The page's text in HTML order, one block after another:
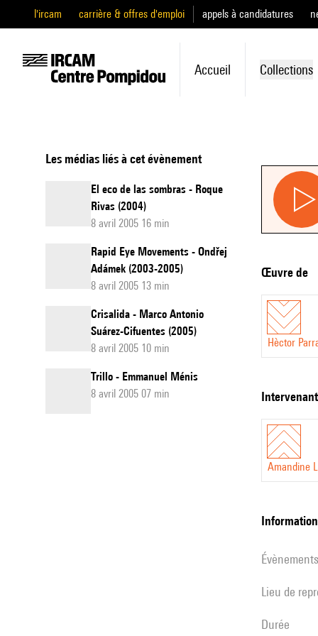
l'ircam carrière & offres d'emploi appels à candidatures
Accueil Collections
Les médias liés à cet évènement
El eco de las sombras - Roque
Rivas (2004)
8 avril 2005 16 min
Rapid Eye Movements - Ondřej
Adámek (2003-2005)
8 avril 2005 13 min
Crisalida - Marco Antonio
Suárez-Cifuentes (2005)
8 avril 2005 10 min
Trillo - Emmanuel Ménis
8 avril 2005 07 min
Œuvre de
Hèctor
Amandine
évènements
Lieu de
durée